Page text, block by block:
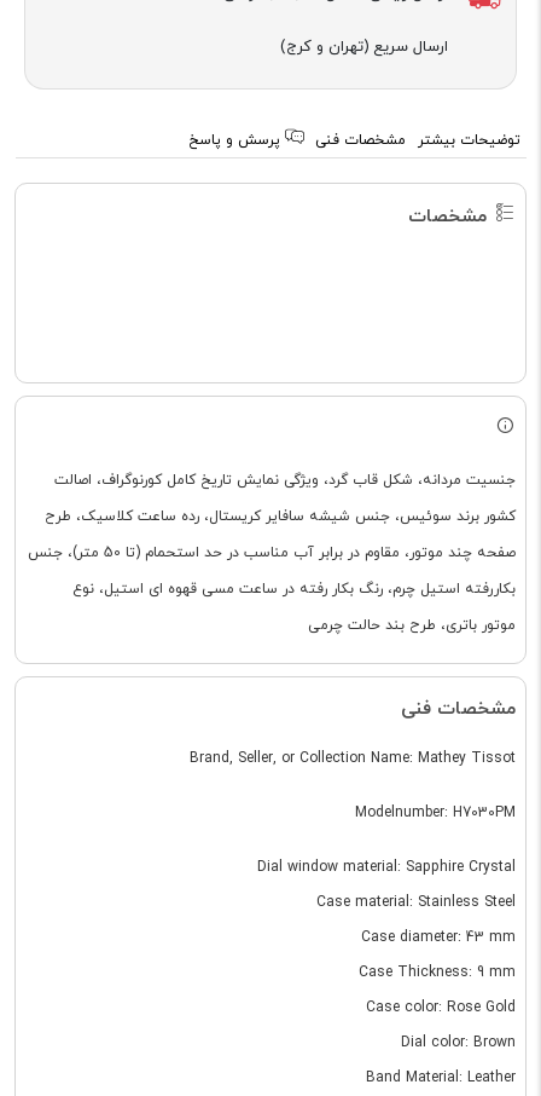
ارسال سریع (تهران و کرج)
توضیحات بیشتر مشخصات فنی پرسش و پاسخ
مشخصات
جنسیت مردانه، شکل قاب گرد، ویژگی نمایش تاریخ کامل کورنوگراف، اصالت
کشور برند سوئیس، جنس شیشه سافایر کریستال، رده ساعت کلاسیک، طرح
صفحه چند موتور، مقاوم در برابر آب مناسب در حد استحمام (تا 50 متر)، جنس
بکاررفته استیل چرم، رنگ بکار رفته در ساعت مسی قهوه ای استیل، نوع
موتور باتری، طرح بند حالت چرمی
مشخصات فنی
Brand, Seller, or Collection Name: Mathey Tissot
Modelnumber: H7030PM
Dial window material: Sapphire Crystal
Case material: Stainless Steel
Case diameter: 43 mm
Case Thickness: 9 mm
Case color: Rose Gold
Dial color: Brown
Band Material: Leather